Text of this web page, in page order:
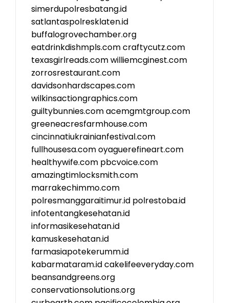
simerdupolresbatang.id
satlantaspolresklaten.id
buffalogrovechamber.org
eatdrinkdishmpls.comcraftycutz.com
texasgirlreads.comwilliemcginest.com
zorrosrestaurant.com
davidsonhardscapes.com
wilkinsactiongraphics.com
guiltybunnies.comacemgmtgroup.com
greeneacresfarmhouse.com
cincinnatiukrainianfestival.com
fullhousesa.comoyaguerefineart.com
healthywife.com pbcvoice.com
amazingtimlocksmith.com
marrakechimmo.com
polresmanggaraitimur.id polrestoba.id
infotentangkesehatan.id
informasikesehatan.id
kamuskesehatan.id
farmasiapotekerumm.id
kabarmataram.idcakelifeeveryday.com
beansandgreens.org
conservationsolutions.org